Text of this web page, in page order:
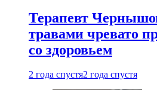
Терапевт
травами чревато
со здоровьем
2 года спустя2 года спустя